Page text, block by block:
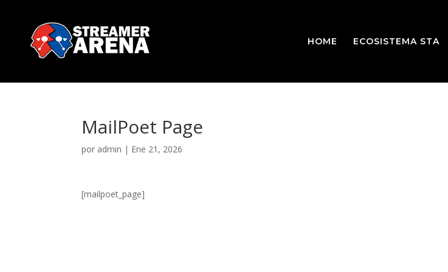
HOME ECOSISTEMA STA
MailPoet Page
por admin | Ene 21, 2026
[mailpoet_page]